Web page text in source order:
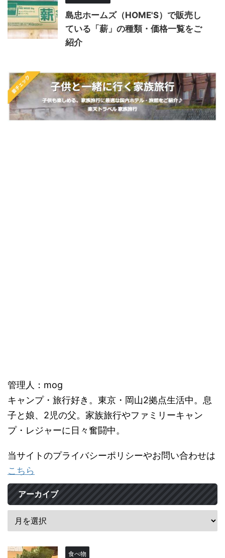
島忠ホームズ（HOME'S）で販売し
ている「薪」の種類・価格一覧をご
紹介
管理人：mog
キャンプ・旅行好き。東京・岡山2拠点生活中。息
子と娘、2児の父。家族旅行やファミリーキャン
プ・レジャーに日々奮闘中。
当サイトのプライバシーポリシーやお問い合わせは
こちら
アーカイブ
食べ物